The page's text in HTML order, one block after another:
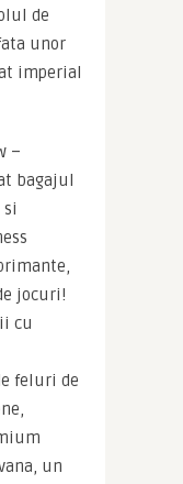
de
unor
imperial
–
bagajul
jocuri!
cu
feluri de
un